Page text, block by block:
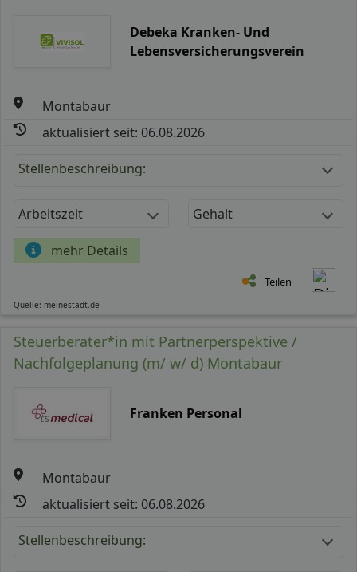
Debeka Kranken- Und
Lebensversicherungsverein
Montabaur
aktualisiert seit: 06.08.2026
Stellenbeschreibung:
Arbeitszeit Gehalt
mehr Details
Teilen
Quelle: meinestadt.de
Steuerberater*in mit Partnerperspektive /
Nachfolgeplanung (m/ w/ d) Montabaur
Franken Personal
Montabaur
aktualisiert seit: 06.08.2026
Stellenbeschreibung: